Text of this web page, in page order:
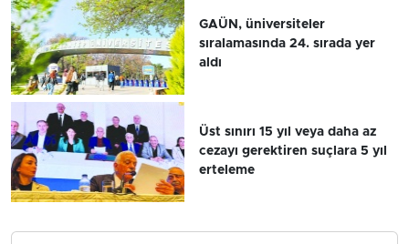
GAÜN, üniversiteler
sıralamasında 24. sırada yer
aldı
Üst sınırı 15 yıl veya daha az
cezayı gerektiren suçlara 5 yıl
erteleme